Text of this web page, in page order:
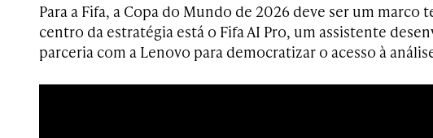
Para a Fifa, a Copa do Mundo de 2026 deve ser um marco
centro da estratégia está o Fifa AI Pro, um assistente
parceria com a Lenovo para democratizar o acesso à